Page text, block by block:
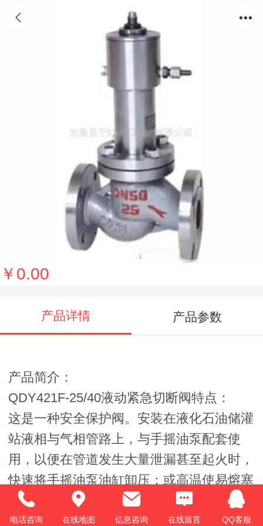
QDY421F液动紧急切断阀
￥0.00
产品详情 产品参数
产品简介：
QDY421F-25/40液动紧急切断阀特点：
这是一种安全保护阀。安装在液化石油储灌
站液相与气相管路上，与手摇油泵配套使
用，以便在管道发生大量泄漏甚至起火时，
快速将手摇油泵油缸卸压；或高温使易熔塞
合金熔化，使阀门油缸卸压，阀门迅速关闭
止漏，起安全保护作用。本阀可实现远距离
电话咨询 在线地图 信息咨询 在线留言 QQ客服